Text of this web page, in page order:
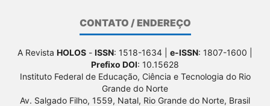
CONTATO / ENDEREÇO
A Revista HOLOS - ISSN: 1518-1634 | e-ISSN: 1807-1600 |
Prefixo DOI: 10.15628
Instituto Federal de Educação, Ciência e Tecnologia do Rio
Grande do Norte
Av. Salgado Filho, 1559, Natal, Rio Grande do Norte, Brasil